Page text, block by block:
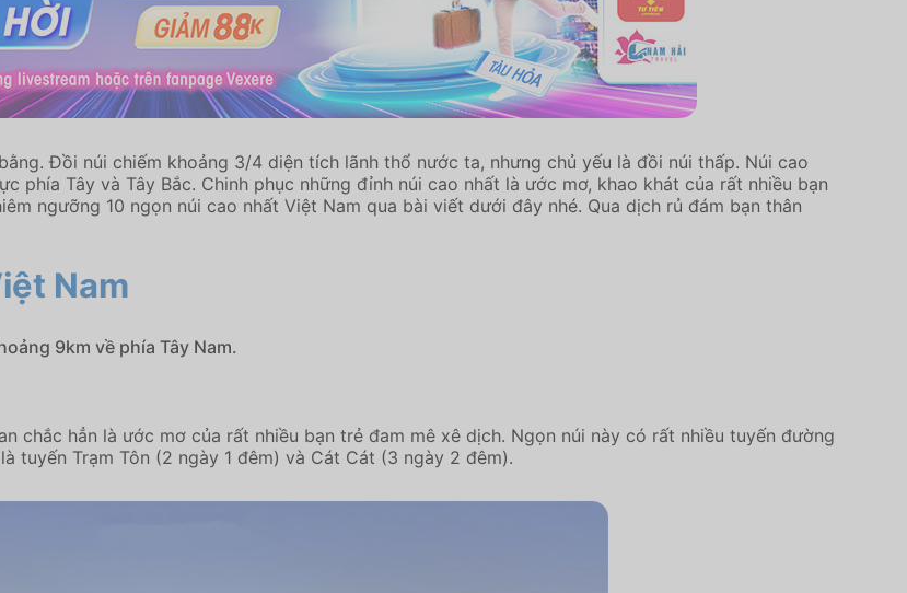
Đồi núi chiếm khoảng 3/4 diện tích lãnh thổ nước ta, nhưng chủ yếu là đồi núi thấp. Núi cao
phía Tây và Tây Bắc. Chinh phục những đỉnh núi cao nhất là ước mơ, khao khát của rất nhiều bạn
ngưỡng 10 ngọn núi cao nhất Việt Nam qua bài viết dưới đây nhé. Qua dịch rủ đám bạn thân
Nam
9km về phía Tây Nam.
chắc hẳn là ước mơ của rất nhiều bạn trẻ đam mê xê dịch. Ngọn núi này có rất nhiều tuyến đường
tuyến Trạm Tôn (2 ngày 1 đêm) và Cát Cát (3 ngày 2 đêm).